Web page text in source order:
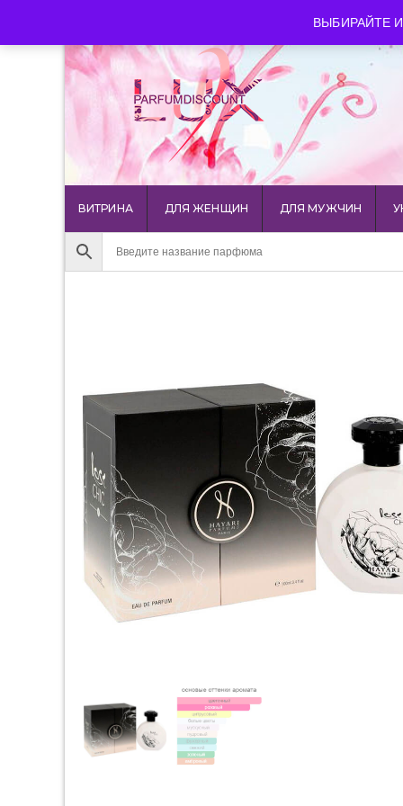
ВЫБИРАЙТЕ
+7 903 544 11 18 г.
ВИТРИНА ДЛЯ ЖЕНЩИН ДЛЯ МУЖЧИН